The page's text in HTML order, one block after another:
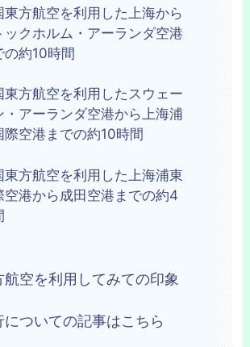
東方航空を利用した上海から
ックホルム・アーランダ空港
の約10時間
東方航空を利用したスウェー
・アーランダ空港から上海浦
際空港までの約10時間
東方航空を利用した上海浦東
空港から成田空港までの約4
航空を利用してみての印象
についての記事はこちら